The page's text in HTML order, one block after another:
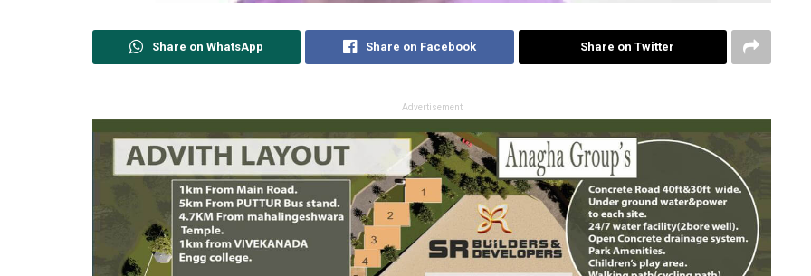
Share on WhatsApp Share on Facebook Share on Twitter
Advertisement